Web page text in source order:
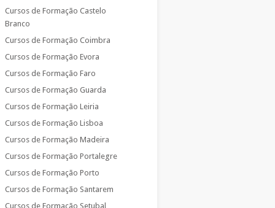
Cursos de Formação Castelo
Branco
Cursos de Formação Coimbra
Cursos de Formação Evora
Cursos de Formação Faro
Cursos de Formação Guarda
Cursos de Formação Leiria
Cursos de Formação Lisboa
Cursos de Formação Madeira
Cursos de Formação Portalegre
Cursos de Formação Porto
Cursos de Formação Santarem
Cursos de Formação Setubal